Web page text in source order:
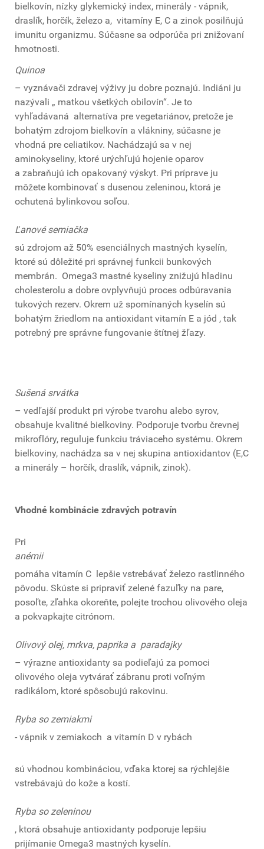
bielkovín, nízky glykemický index, minerály - vápnik,
draslík, horčík, železo a, vitamíny E, C a zinok posilňujú
imunitu organizmu. Súčasne sa odporúča pri znižovaní
hmotnosti.
Quinoa
– vyznávači zdravej výživy ju dobre poznajú. Indiáni ju
nazývali „ matkou všetkých obilovín“. Je to
vyhľadávaná alternatíva pre vegetariánov, pretože je
bohatým zdrojom bielkovín a vlákniny, súčasne je
vhodná pre celiatikov. Nachádzajú sa v nej
aminokyseliny, ktoré urýchľujú hojenie oparov
a zabraňujú ich opakovaný výskyt. Pri príprave ju
môžete kombinovať s dusenou zeleninou, ktorá je
ochutená bylinkovou soľou.
Ľanové semiačka
sú zdrojom až 50% esenciálnych mastných kyselín,
ktoré sú dôležité pri správnej funkcii bunkových
membrán. Omega3 mastné kyseliny znižujú hladinu
cholesterolu a dobre ovplyvňujú proces odbúravania
tukových rezerv. Okrem už spomínaných kyselín sú
bohatým žriedlom na antioxidant vitamín E a jód , tak
potrebný pre správne fungovanie štítnej žľazy.
Sušená srvátka
– vedľajší produkt pri výrobe tvarohu alebo syrov,
obsahuje kvalitné bielkoviny. Podporuje tvorbu črevnej
mikroflóry, reguluje funkciu tráviaceho systému. Okrem
bielkoviny, nachádza sa v nej skupina antioxidantov (E,C
a minerály – horčík, draslík, vápnik, zinok).
Vhodné kombinácie zdravých potravín
Pri
anémii
pomáha vitamín C lepšie vstrebávať železo rastlinného
pôvodu. Skúste si pripraviť zelené fazuľky na pare,
posoľte, zľahka okoreňte, polejte trochou olivového oleja
a pokvapkajte citrónom.
Olivový olej, mrkva, paprika a paradajky
– výrazne antioxidanty sa podieľajú za pomoci
olivového oleja vytvárať zábranu proti voľným
radikálom, ktoré spôsobujú rakovinu.
Ryba so zemiakmi
- vápnik v zemiakoch a vitamín D v rybách
sú vhodnou kombináciou, vďaka ktorej sa rýchlejšie
vstrebávajú do kože a kostí.
Ryba so zeleninou
, ktorá obsahuje antioxidanty podporuje lepšiu
prijímanie Omega3 mastných kyselín.